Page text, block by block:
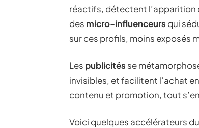
réactifs, détectent l’apparition
des micro-influenceurs qui
sur ces profils, moins exposés
Les publicités se
invisibles, et facilitent l’achat
contenu et promotion, tout
Voici quelques accélérateurs